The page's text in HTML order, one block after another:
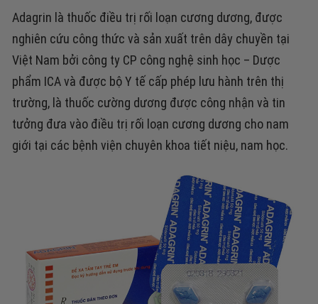
Adagrin là thuốc điều trị rối loạn cương dương, được
nghiên cứu công thức và sản xuất trên dây chuyền tại
Việt Nam bởi công ty CP công nghệ sinh học – Dược
phẩm ICA và được bộ Y tế cấp phép lưu hành trên thị
trường, là thuốc cường dương được công nhận và tin
tưởng đưa vào điều trị rối loạn cương dương cho nam
giới tại các bệnh viện chuyên khoa tiết niệu, nam học.